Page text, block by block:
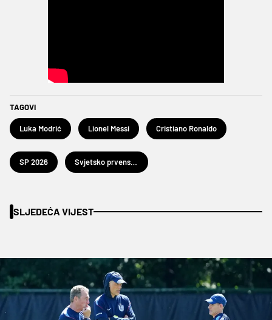
TAGOVI
Luka Modrić Lionel Messi Cristiano Ronaldo
SP 2026
SLJEDEĆA VIJEST